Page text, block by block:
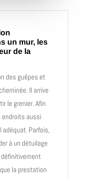
un mur, les
de la
des guêpes et
Il arrive
le grenier. Afin
endroits aussi
Parfois,
à un détuilage
définitivement
la prestation